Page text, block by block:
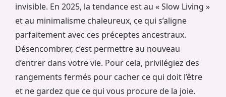
invisible. En 2025, la tendance est au « Slow Living »
et au minimalisme chaleureux, ce qui s’aligne
parfaitement avec ces préceptes ancestraux.
Désencombrer, c’est permettre au nouveau
d’entrer dans votre vie. Pour cela, privilégiez des
rangements fermés pour cacher ce qui doit l’être
et ne gardez que ce qui vous procure de la joie.